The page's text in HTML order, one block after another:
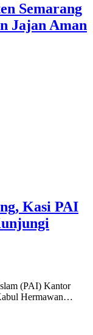
Semarang
Jajan Aman
Kasi PAI
(PAI) Kantor
Hermawan…